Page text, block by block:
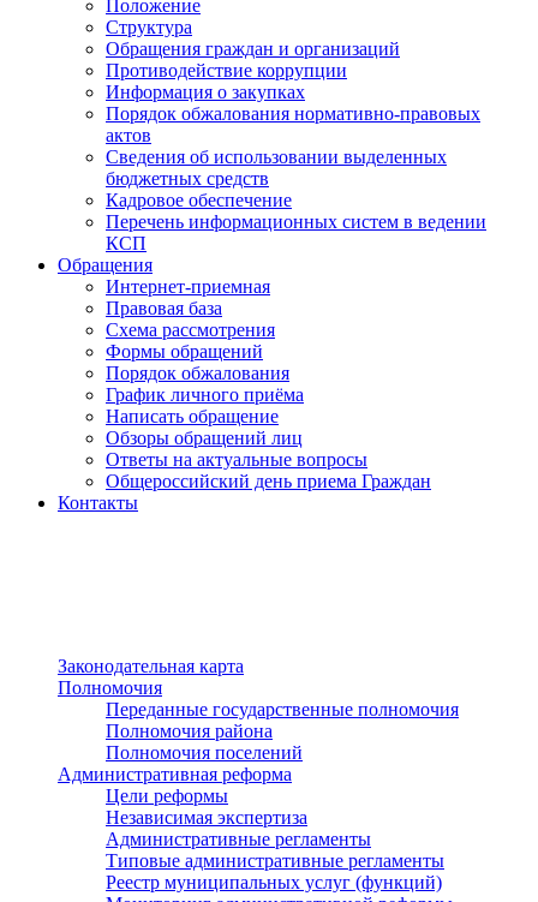
Положение
Структура
Обращения граждан и организаций
Противодействие коррупции
Информация о закупках
Порядок обжалования нормативно-правовых
актов
Сведения об использовании выделенных
бюджетных средств
Кадровое обеспечение
Перечень информационных систем в ведении
КСП
Обращения
Интернет-приемная
Правовая база
Схема рассмотрения
Формы обращений
Порядок обжалования
График личного приёма
Написать обращение
Обзоры обращений лиц
Ответы на актуальные вопросы
Общероссийский день приема Граждан
Контакты
Законодательная карта
Полномочия
Переданные государственные полномочия
Полномочия района
Полномочия поселений
Административная реформа
Цели реформы
Независимая экспертиза
Административные регламенты
Типовые административные регламенты
Реестр муниципальных услуг (функций)